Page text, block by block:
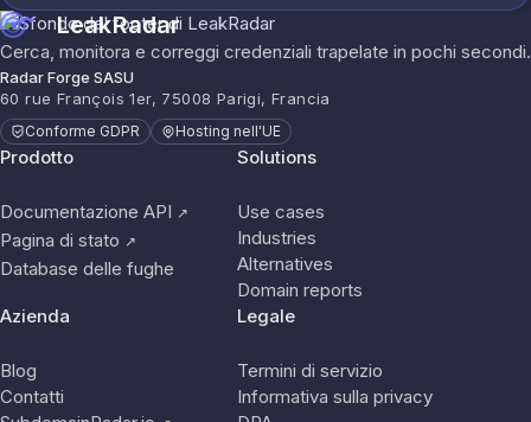
LeakRadar
Cerca, monitora e correggi credenziali trapelate in pochi secondi.
Radar Forge SASU
60 rue François 1er, 75008 Parigi, Francia
Conforme GDPR Hosting nell'UE
Prodotto
Documentazione API ↗
Pagina di stato ↗
Database delle fughe
Solutions
Use cases
Industries
Alternatives
Domain reports
Azienda
Blog
Contatti
Legale
Termini di servizio
Informativa sulla privacy